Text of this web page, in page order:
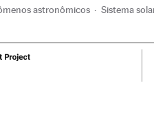
astronômicos Sistema